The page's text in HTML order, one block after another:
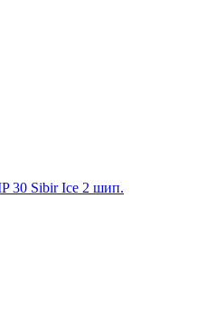
30 Sibir Ice 2 шип.